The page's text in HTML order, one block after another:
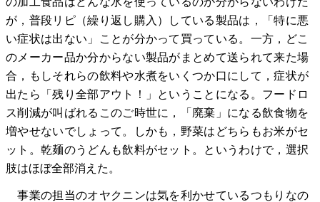
が，普段リピ（繰り返し購入）している製品は，「特に悪
い症状は出ない」ことが分かって買っている。一方，どこ
のメーカー品か分からない製品がまとめて送られて来た場
合，もしそれらの飲料や水煮をいくつか口にして，症状が
出たら「残り全部アウト！」ということになる。フードロ
ス削減が叫ばれるこのご時世に，「廃棄」になる飲食物を
増やせないでしょって。しかも，野菜はどちらもお米がセ
ット。乾麺のうどんも飲料がセット。というわけで，選択
肢はほぼ全部消えた。
事業の担当のオヤクニンは気を利かせているつもりなの